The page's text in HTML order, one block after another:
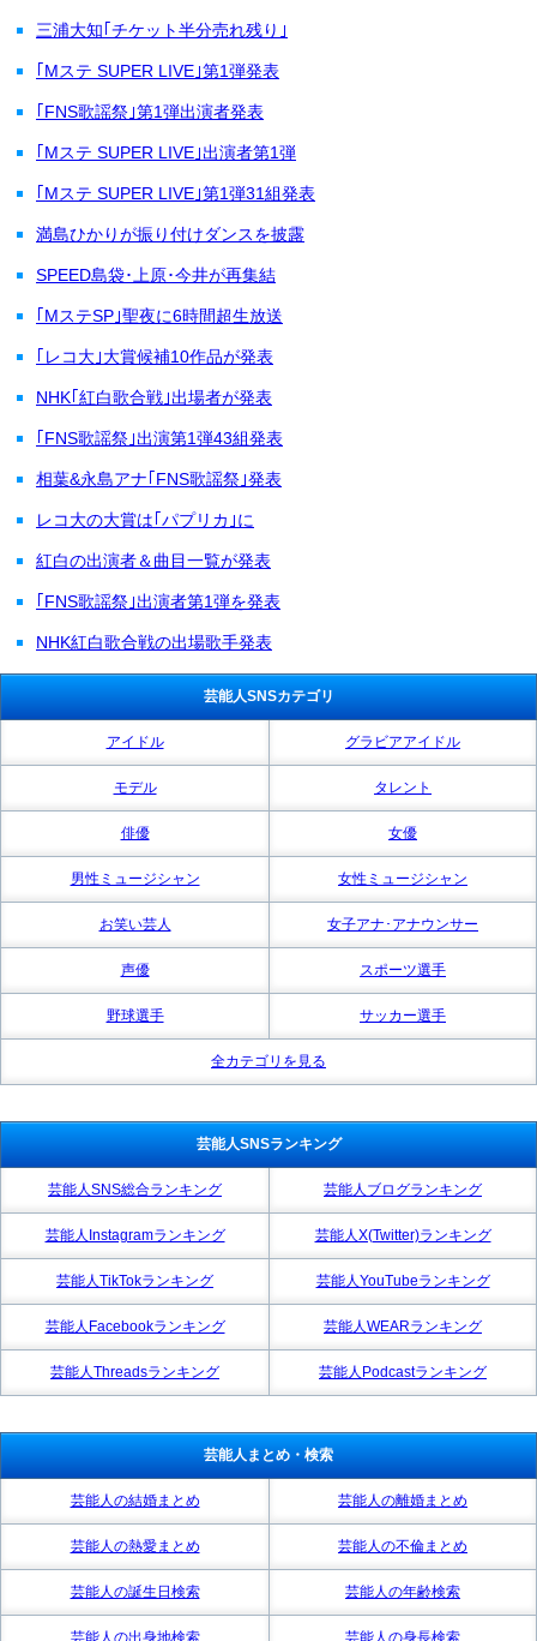
三浦大知｢チケット半分売れ残り｣
｢Mステ SUPER LIVE｣第1弾発表
｢FNS歌謡祭｣第1弾出演者発表
｢Mステ SUPER LIVE｣出演者第1弾
｢Mステ SUPER LIVE｣第1弾31組発表
満島ひかりが振り付けダンスを披露
SPEED島袋･上原･今井が再集結
｢MステSP｣聖夜に6時間超生放送
｢レコ大｣大賞候補10作品が発表
NHK｢紅白歌合戦｣出場者が発表
｢FNS歌謡祭｣出演第1弾43組発表
相葉&永島アナ｢FNS歌謡祭｣発表
レコ大の大賞は｢パプリカ｣に
紅白の出演者＆曲目一覧が発表
｢FNS歌謡祭｣出演者第1弾を発表
NHK紅白歌合戦の出場歌手発表
芸能人SNSカテゴリ
アイドル グラビアアイドル
モデル タレント
俳優 女優
男性ミュージシャン 女性ミュージシャン
お笑い芸人 女子アナ･アナウンサー
声優 スポーツ選手
野球選手 サッカー選手
全カテゴリを見る
芸能人SNSランキング
芸能人SNS総合ランキング 芸能人ブログランキング
芸能人Instagramランキング 芸能人X(Twitter)ランキング
芸能人TikTokランキング 芸能人YouTubeランキング
芸能人Facebookランキング 芸能人WEARランキング
芸能人Threadsランキング 芸能人Podcastランキング
芸能人まとめ・検索
芸能人の結婚まとめ 芸能人の離婚まとめ
芸能人の熱愛まとめ 芸能人の不倫まとめ
芸能人の誕生日検索 芸能人の年齢検索
芸能人の出身地検索 芸能人の身長検索